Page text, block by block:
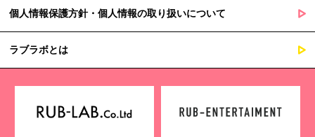
個人情報保護方針・個人情報の取り扱いについて
ラブラボとは